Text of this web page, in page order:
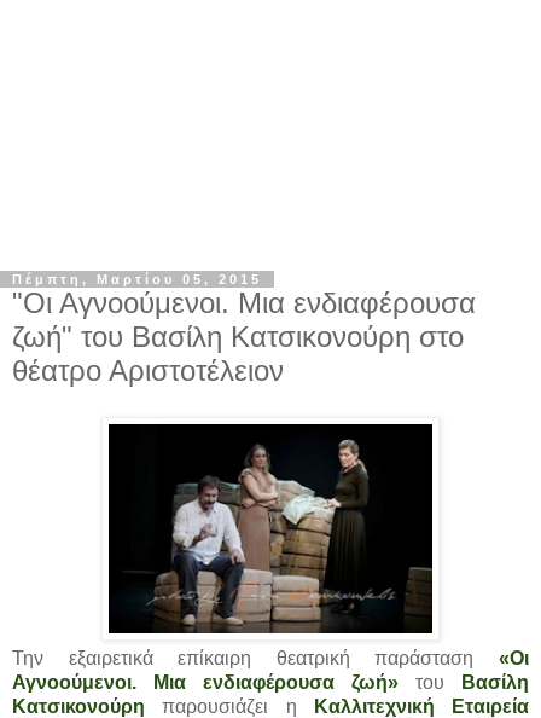
Πέμπτη, Μαρτίου 05, 2015
"Οι Αγνοούμενοι. Μια ενδιαφέρουσα
ζωή" του Βασίλη Κατσικονούρη στο
θέατρο Αριστοτέλειον
Την εξαιρετικά επίκαιρη θεατρική παράσταση «Οι
Αγνοούμενοι. Μια ενδιαφέρουσα ζωή» του
Βασίλη
Κατσικονούρη παρουσιάζει η
Καλλιτεχνική Εταιρεία